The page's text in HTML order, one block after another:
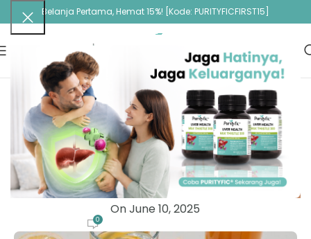
Belanja Pertama, Hemat 15%! [Kode: PURITYFICFIRST15]
ARTIKEL
8 Minuman Rendah Kalori yang Segar dan
Baik untuk Kesehatan Tubuh
Purityfic Administrator
On June 10, 2025
0